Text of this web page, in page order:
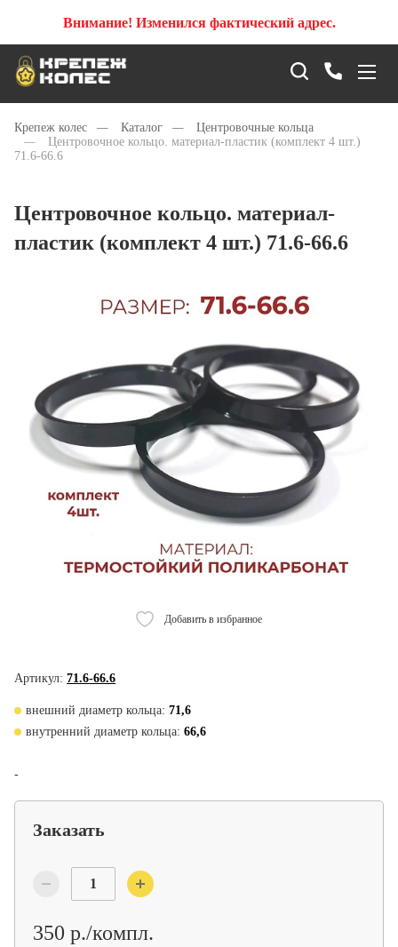
Внимание! Изменился фактический адрес.
Крепеж колес — Каталог —
Центровочные кольца
—
Центровочное кольцо. материал-пластик (комплект 4 шт.)
71.6-66.6
Центровочное кольцо. материал-
пластик (комплект 4 шт.) 71.6-66.6
Добавить в избранное
Артикул: 71.6-66.6
внешний диаметр кольца: 71,6
внутренний диаметр кольца: 66,6
-
Заказать
350 р./компл.